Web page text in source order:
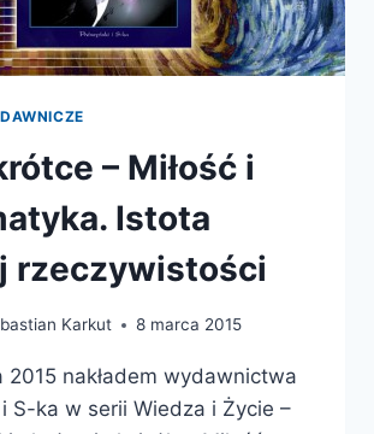
– Miłość i
Istota
rzeczywistości
Karkut 8 marca 2015
2015 nakładem wydawnictwa
S-ka w serii Wiedza i Życie –